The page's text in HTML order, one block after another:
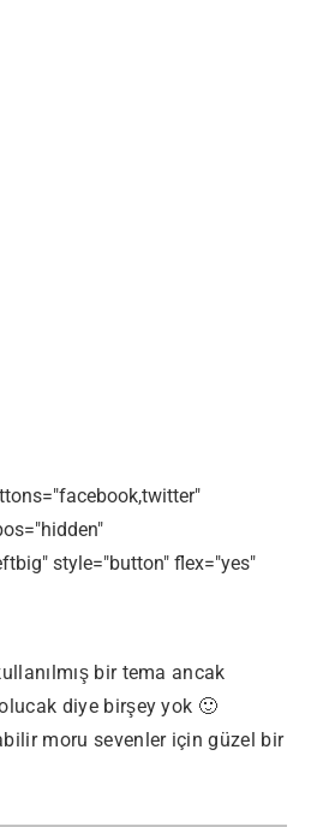
style="button" flex="yes"
bir tema ancak
diye birşey yok 🙂
moru sevenler için güzel bir